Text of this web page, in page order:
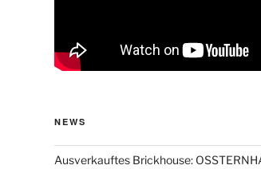
NEWS
Ausverkauftes Brickhouse: